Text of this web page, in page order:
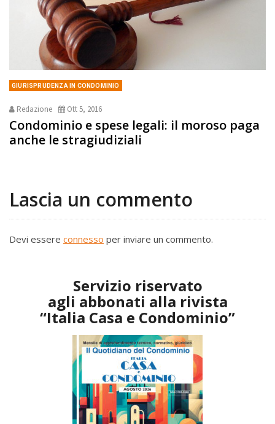
GIURISPRUDENZA IN CONDOMINIO
Redazione Ott 5, 2016
Condominio e spese legali: il moroso paga
anche le stragiudiziali
Lascia un commento
Devi essere connesso per inviare un commento.
Servizio riservato
agli abbonati alla rivista
“Italia Casa e Condominio”